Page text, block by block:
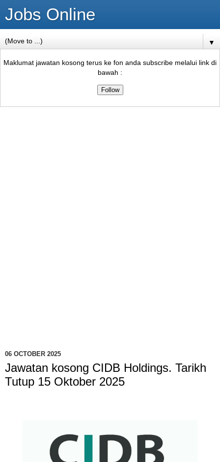
Jobs Online
▼
Maklumat jawatan kosong terus ke fon anda subscribe melalui link di
bawah :
06 OCTOBER 2025
Jawatan kosong CIDB Holdings. Tarikh
Tutup 15 Oktober 2025